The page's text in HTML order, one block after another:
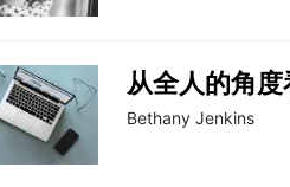
从全人的角度
Bethany Jenkins